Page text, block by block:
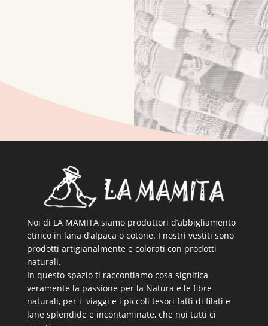
Regali Natale originali per un regalo che non verrà
dimenticato. Vendita online …….idee regalo natalizio
per lei e per lei. Utili e divertenti…
Noi di LA MAMITA siamo produttori d’abbigliamento
etnico in lana d’alpaca o cotone. I nostri vestiti sono
prodotti artigianalmente e colorati con prodotti
naturali.
In questo spazio ti raccontiamo cosa significa
veramente la passione per la Natura e le fibre
naturali, per i viaggi e i piccoli tesori fatti di filati e
lane splendide e incontaminate, che noi tutti ci